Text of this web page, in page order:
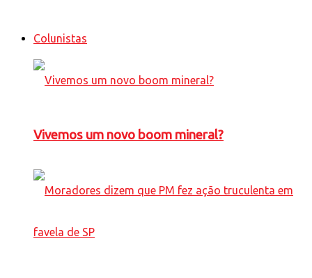
Colunistas
Vivemos um novo boom mineral?